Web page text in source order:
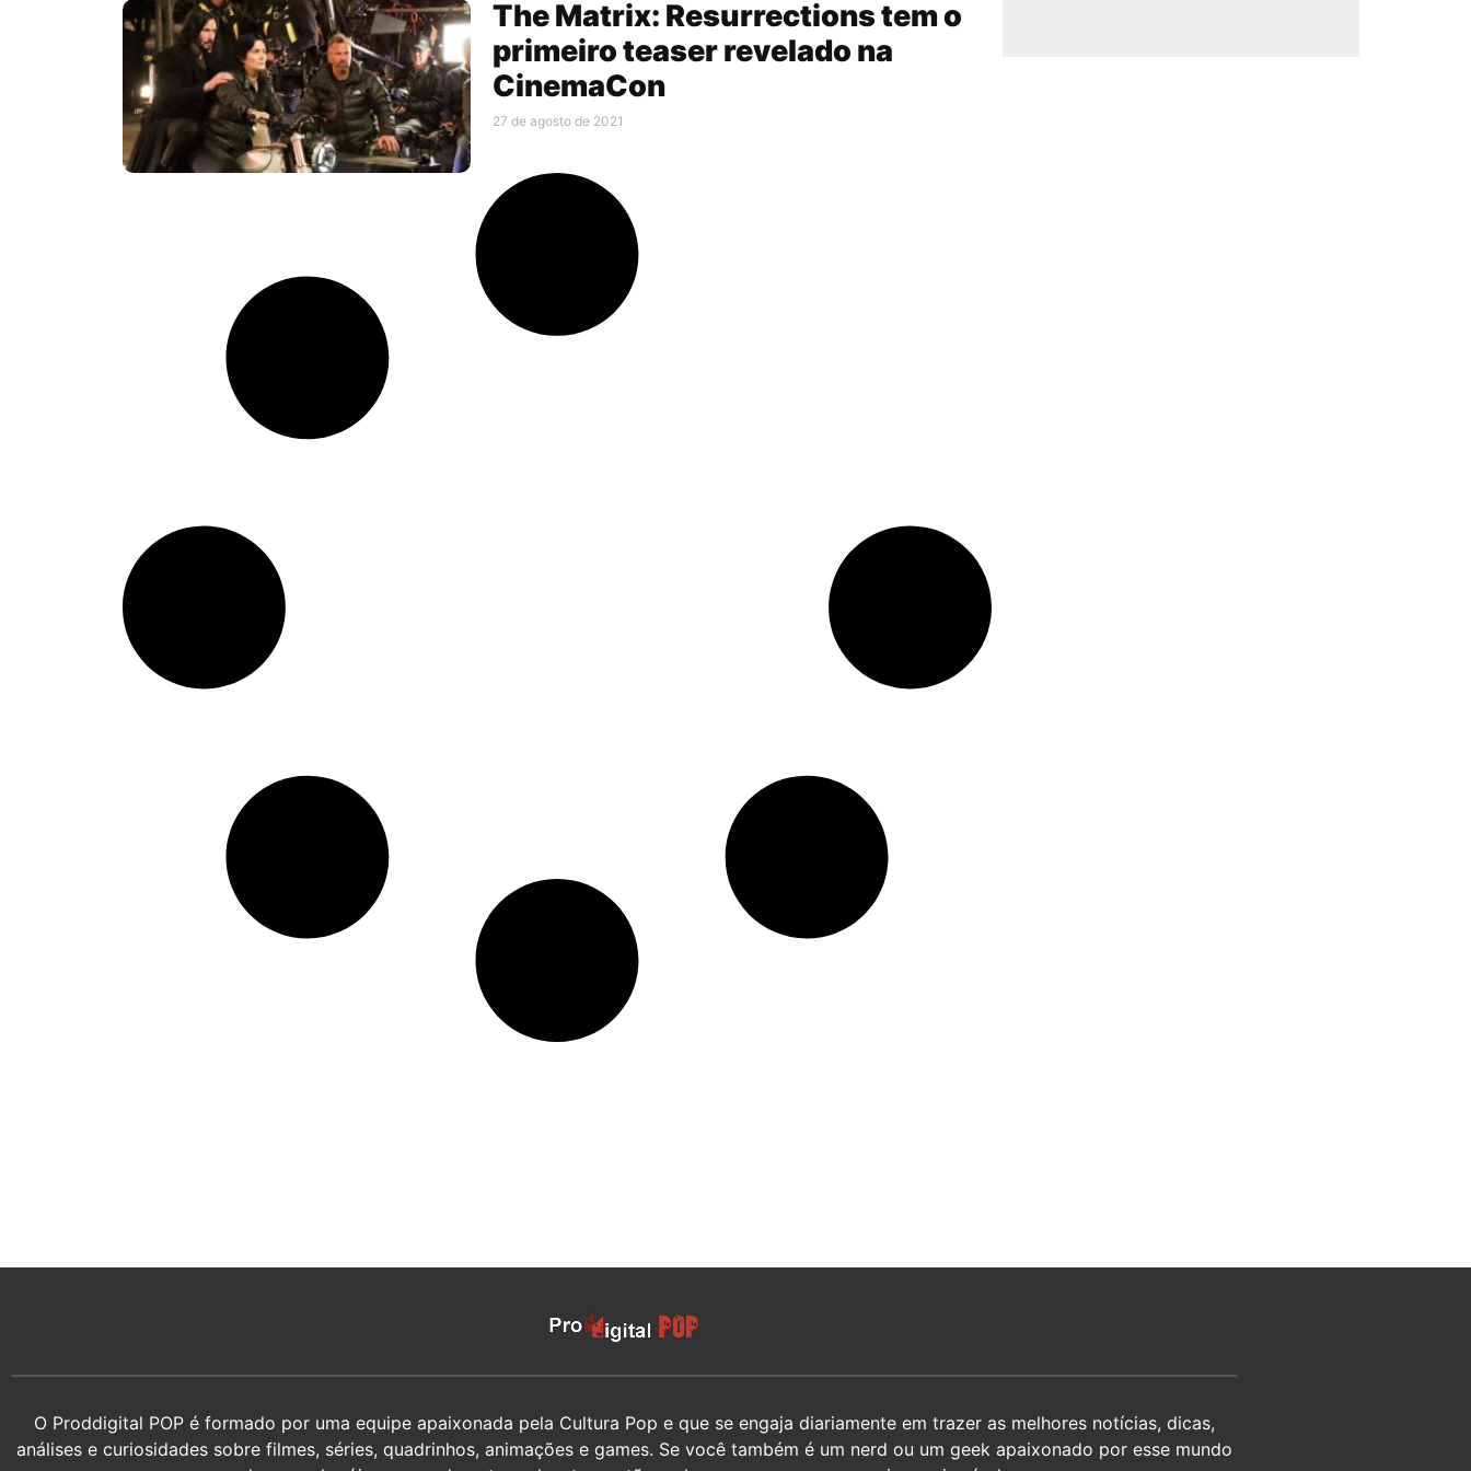
The Matrix: Resurrections tem o
primeiro teaser revelado na
CinemaCon
27 de agosto de 2021
O Proddigital POP é formado por uma equipe apaixonada pela Cultura Pop e que se engaja diariamente em trazer as melhores notícias, dicas,
análises e curiosidades sobre filmes, séries, quadrinhos, animações e games. Se você também é um nerd ou um geek apaixonado por esse mundo